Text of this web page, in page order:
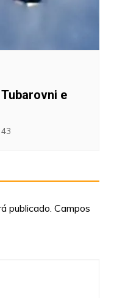
e
43
publicado. Campos